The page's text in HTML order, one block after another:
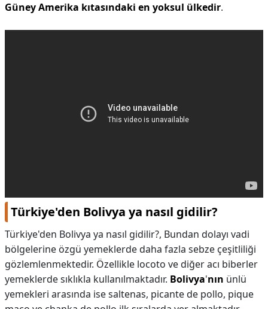
Güney Amerika kıtasındaki en yoksul ülkedir.
Türkiye'den Bolivya ya nasıl gidilir?
Türkiye'den Bolivya ya nasıl gidilir?, Bundan dolayı vadi
bölgelerine özgü yemeklerde daha fazla sebze çeşitliliği
gözlemlenmektedir. Özellikle locoto ve diğer acı biberler
yemeklerde sıklıkla kullanılmaktadır. Bolivya'nın ünlü
yemekleri arasında ise saltenas, picante de pollo, pique